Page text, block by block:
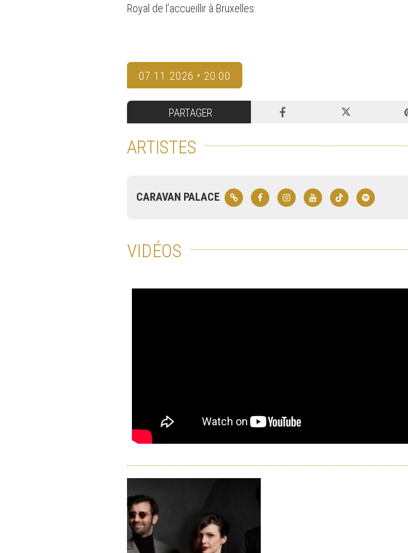
Royal de l’accueillir à Bruxelles.
07.11.2026 • 20:00
PARTAGER
ARTISTES
CARAVAN PALACE
VIDÉOS